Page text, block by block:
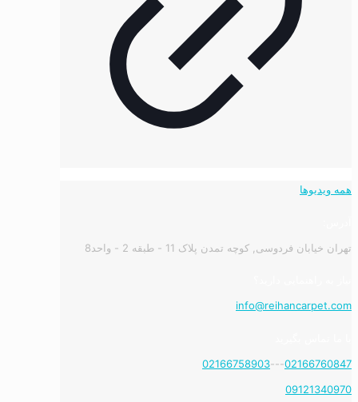
همه ویدیوها
تهران خیابان فردوسی, کوچه تمدن پلاک 11 - طبقه 2 - واحد8
info@reihancarpet.com
02166760847
---
02166758903
09121340970